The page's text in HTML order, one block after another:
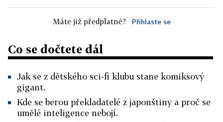
Máte již předplatné? Přihlaste se
Co se dočtete dál
Jak se z dětského sci-fi klubu stane komiksový
gigant.
Kde se berou překladatelé z japonštiny a proč se
umělé inteligence nebojí.